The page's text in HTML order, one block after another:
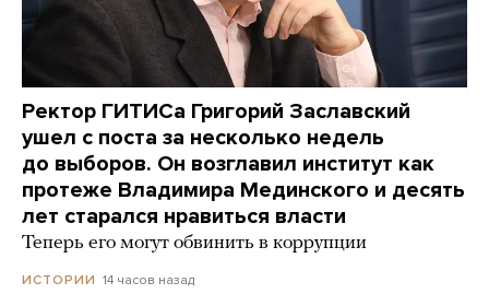
Ректор ГИТИСа Григорий Заславский
ушел с поста за несколько недель
до выборов. Он возглавил институт как
протеже Владимира Мединского и десять
лет старался нравиться власти
Теперь его могут обвинить в коррупции
ИСТОРИИ 14 часов назад